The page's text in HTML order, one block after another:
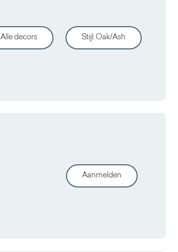
Alle decors Stijl : Oak/Ash
Aanmelden